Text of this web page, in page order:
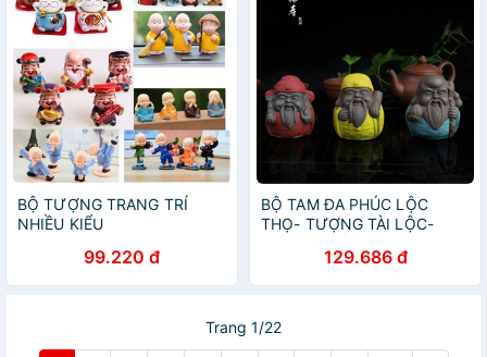
BỘ TƯỢNG TRANG TRÍ
NHIỀU KIỂU
99.220 đ
BỘ TAM ĐA PHÚC LỘC
THỌ- TƯỢNG TÀI LỘC-
PHONG THỦY129.686 đ
Trang 1/22